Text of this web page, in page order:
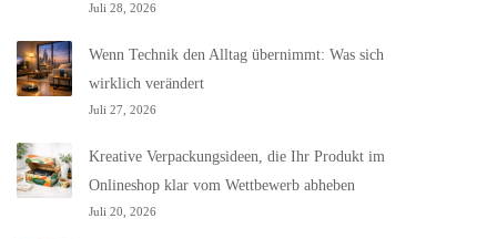
Juli 28, 2026
Wenn Technik den Alltag übernimmt: Was sich
wirklich verändert
Juli 27, 2026
Kreative Verpackungsideen, die Ihr Produkt im
Onlineshop klar vom Wettbewerb abheben
Juli 20, 2026